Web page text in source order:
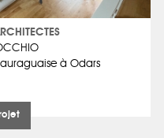
à Odars